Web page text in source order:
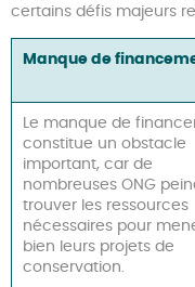
certains défis majeurs
Manque de
Le manque de
constitue un obstacle
important, car de
nombreuses ONG
trouver les ressources
nécessaires pour
bien leurs projets de
conservation.